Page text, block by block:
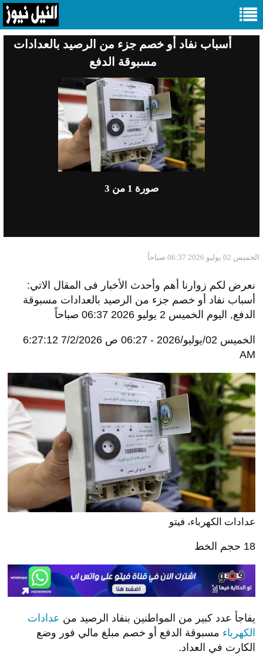
أسباب نفاد أو خصم جزء من الرصيد بالعدادات
مسبوقة الدفع
صورة 1 من 3
الخميس 02 يوليو 2026 06:37 صباحاً
نعرض لكم زوارنا أهم وأحدث الأخبار فى المقال الاتي:
أسباب نفاد أو خصم جزء من الرصيد بالعدادات مسبوقة
الدفع, اليوم الخميس 2 يوليو 2026 06:37 صباحاً
الخميس 02/يوليو/2026 - 06:27 ص
7/2/2026 6:27:12
AM
عدادات الكهرباء، فيتو
18 حجم الخط
يفاجأ عدد كبير من المواطنين بنفاد الرصيد من عدادات
الكهرباء مسبوقة الدفع أو خصم مبلغ مالي فور وضع
الكارت في العداد.